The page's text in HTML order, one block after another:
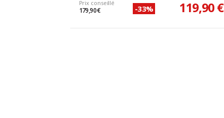
Prix conseillé
179,90 € -33% 119,90 €